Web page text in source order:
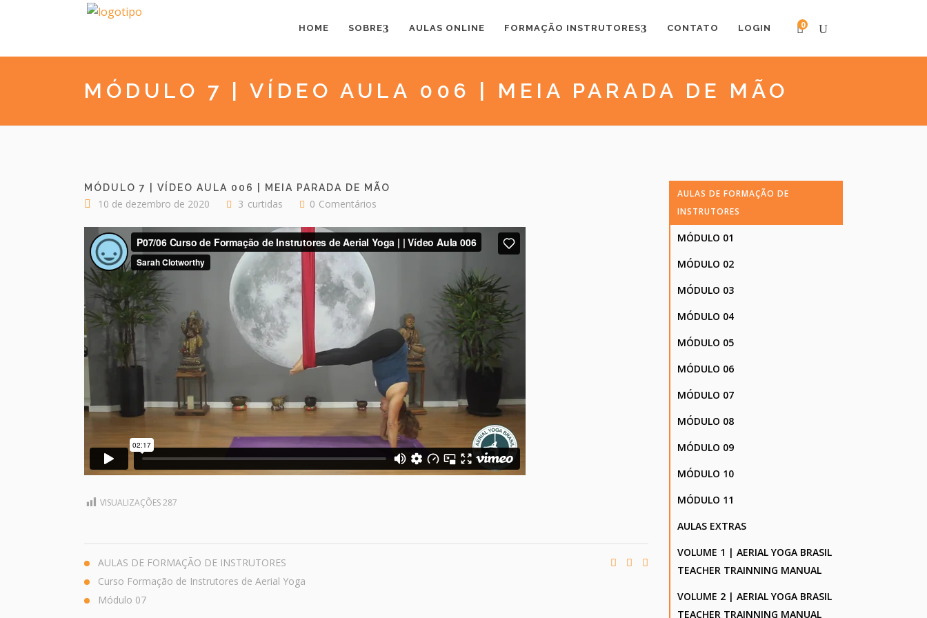
HOME SOBRE AULAS ONLINE FORMAÇÃO INSTRUTORES CONTATO LOGIN 0
MÓDULO 7 | VÍDEO AULA 006 | MEIA PARADA DE MÃO
MÓDULO 7 | VÍDEO AULA 006 | MEIA PARADA DE MÃO
10 de dezembro de 2020 3 curtidas 0 Comentários
VISUALIZAÇÕES287
AULAS DE FORMAÇÃO DE INSTRUTORES
Curso Formação de Instrutores de Aerial Yoga
Módulo 07
AULAS DE FORMAÇÃO DE
INSTRUTORES
MÓDULO 01
MÓDULO 02
MÓDULO 03
MÓDULO 04
MÓDULO 05
MÓDULO 06
MÓDULO 07
MÓDULO 08
MÓDULO 09
MÓDULO 10
MÓDULO 11
AULAS EXTRAS
VOLUME 1 | AERIAL YOGA BRASIL
TEACHER TRAINNING MANUAL
VOLUME 2 | AERIAL YOGA BRASIL
TEACHER TRAINNING MANUAL